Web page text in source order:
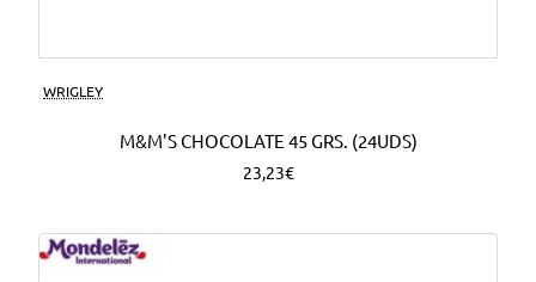
WRIGLEY
M&M'S CHOCOLATE 45 GRS. (24UDS)
23,23€